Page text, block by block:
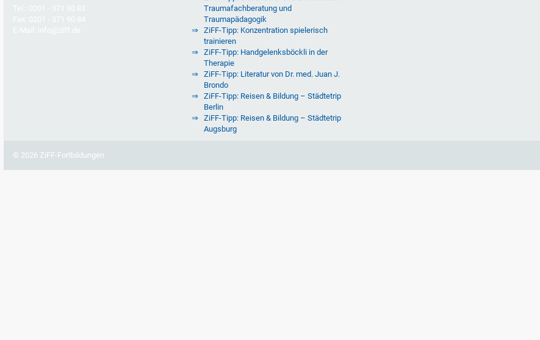
Traumafachberatung und
Traumapädagogik
ZiFF-Tipp: Konzentration spielerisch
trainieren
ZiFF-Tipp: Handgelenksböckli in der
Therapie
ZiFF-Tipp: Literatur von Dr. med. Juan J.
Brondo
ZiFF-Tipp: Reisen & Bildung – Städtetrip
Berlin
ZiFF-Tipp: Reisen & Bildung – Städtetrip
Augsburg
© 2026 ZiFF-Fortbildungen